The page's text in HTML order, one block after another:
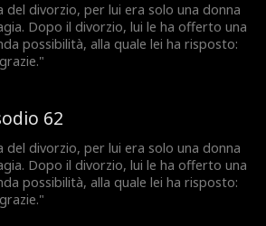
del divorzio, per lui era solo una donna
Dopo il divorzio, lui le ha offerto una
possibilità, alla quale lei ha risposto:
62
del divorzio, per lui era solo una donna
Dopo il divorzio, lui le ha offerto una
possibilità, alla quale lei ha risposto: